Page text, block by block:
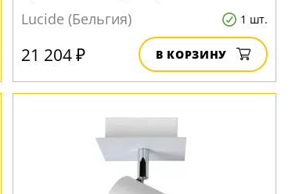
Lucide (Бельгия)
1 шт.
21 204 ₽ В КОРЗИНУ